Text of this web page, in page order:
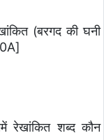
(बरगद की घनी
रेखांकित शब्द कौन